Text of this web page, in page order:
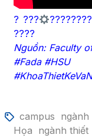
? ???
????
Nguồn: Faculty
#Fada #HSU
campus ngành
Họa ngành thiết